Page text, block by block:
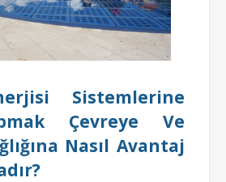
Sistemlerine
Çevreye Ve
Nasıl Avantaj